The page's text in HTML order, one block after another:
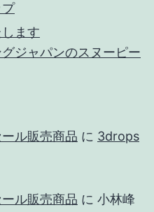
ます
ジャパンのスヌーピー
ル販売商品 に 3drops
ル販売商品 に 小林峰